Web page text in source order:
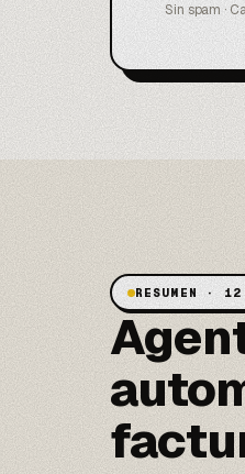
Sin spam ·
RESUMEN · 12